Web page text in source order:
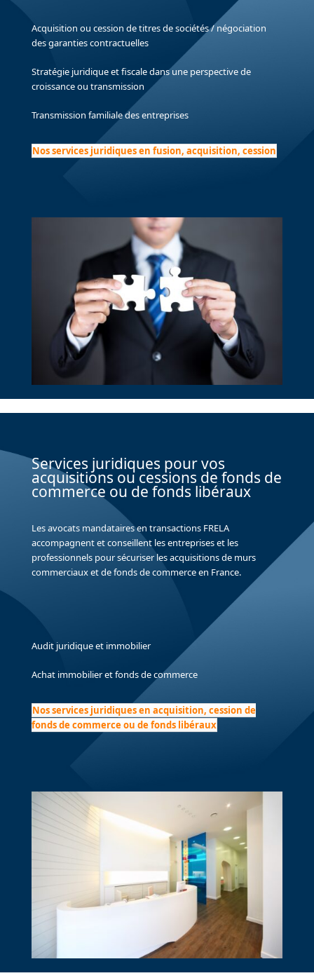
Acquisition ou cession de titres de sociétés / négociation
des garanties contractuelles
Stratégie juridique et fiscale dans une perspective de
croissance ou transmission
Transmission familiale des entreprises
Nos services juridiques en fusion, acquisition, cession
Services juridiques pour vos
acquisitions ou cessions de fonds de
commerce ou de fonds libéraux
Les avocats mandataires en transactions FRELA
accompagnent et conseillent les entreprises et les
professionnels pour sécuriser les acquisitions de murs
commerciaux et de fonds de commerce en France.
Audit juridique et immobilier
Achat immobilier et fonds de commerce
Nos services juridiques en acquisition, cession de
fonds de commerce ou de fonds libéraux